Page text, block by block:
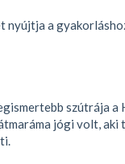
nyújtja a
szútrája a
jógi volt,